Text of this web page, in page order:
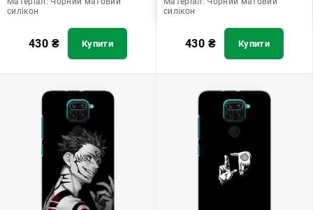
силікон
430 ₴ Купити
силікон
430 ₴ Купити